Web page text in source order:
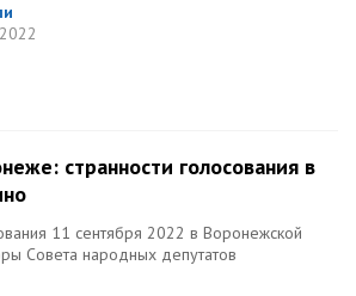
странности голосования в
11 сентября 2022 в Воронежской
Совета народных депутатов